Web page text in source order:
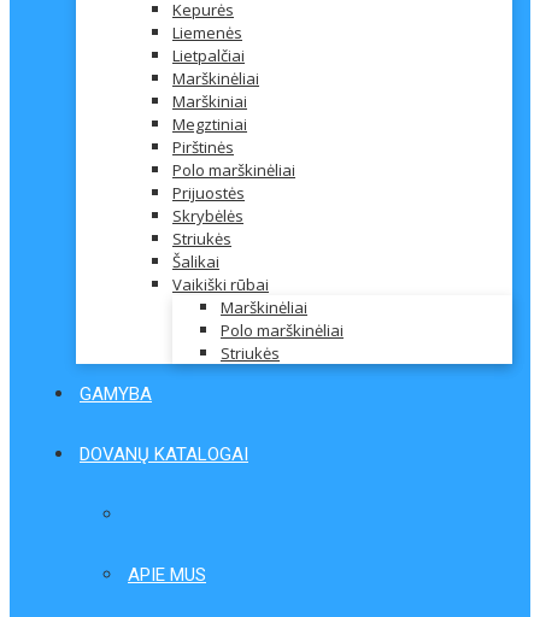
Kepurės
Liemenės
Lietpalčiai
Marškinėliai
Marškiniai
Megztiniai
Pirštinės
Polo marškinėliai
Prijuostės
Skrybėlės
Striukės
Šalikai
Vaikiški rūbai
Marškinėliai
Polo marškinėliai
Striukės
GAMYBA
DOVANŲ KATALOGAI
APIE MUS